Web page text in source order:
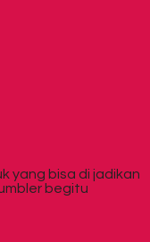
yang bisa di jadikan
begitu